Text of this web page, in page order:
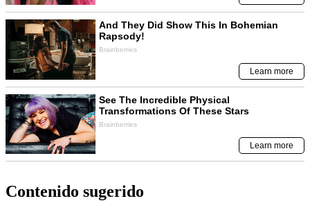
Contenido sugerido